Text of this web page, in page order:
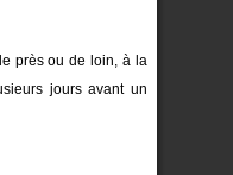
près ou de loin, à la
jours avant un